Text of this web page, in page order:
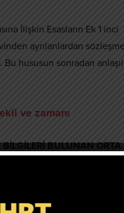
İlişkin Esasların Ek 1 inci
ayrılanlardan
hususun sonradan
ve zamanı
BULUNAN ORTA
22.11.2021 (saat 23:59)